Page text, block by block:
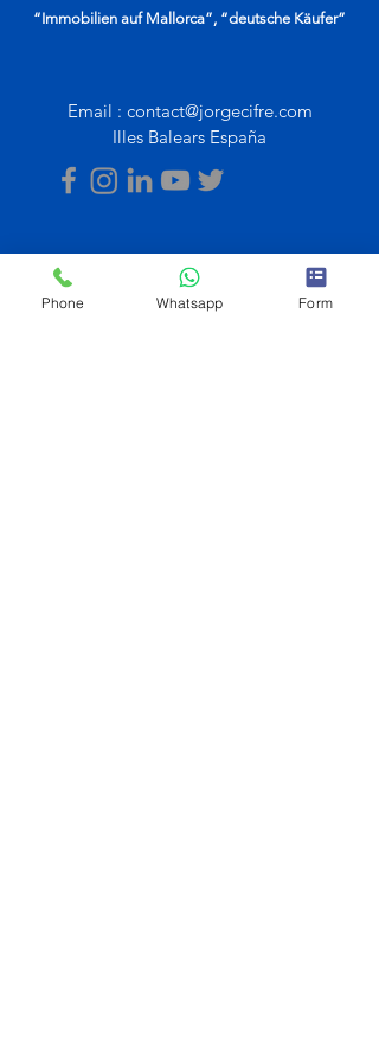
“Immobilien auf Mallorca”, “deutsche Käufer”
Email : contact@jorgecifre.com
Illes Balears España
Phone Whatsapp Form